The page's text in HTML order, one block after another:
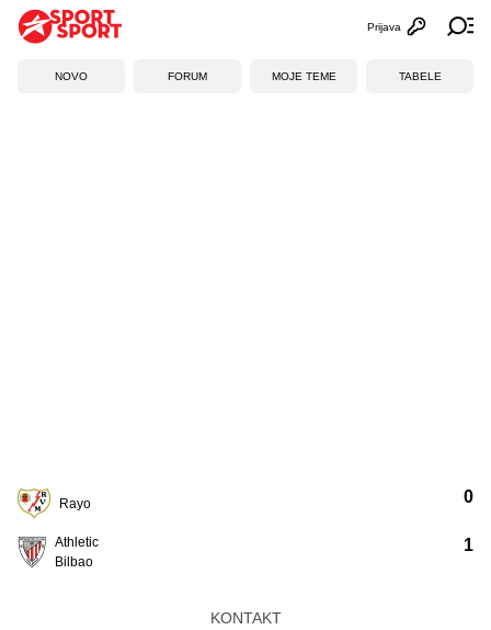
Otvori
Prijava
NOVO FORUM MOJE TEME TABELE
Rayo
Athletic
Bilbao
0
1
KONTAKT